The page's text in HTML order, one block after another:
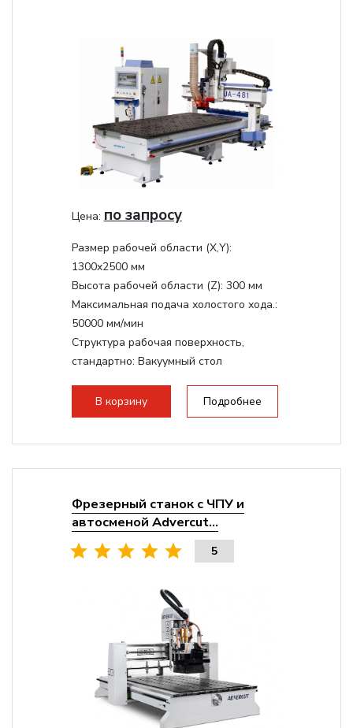
Цена: по запросу
Размер рабочей области (Х,Y):
1300x2500 мм
Высота рабочей области (Z): 300 мм
Максимальная подача холостого хода.:
50000 мм/мин
Структура рабочая поверхность,
стандартно: Вакуумный стол
Мощность инвертора:
10500 Вт
Охлаждение шпинделя:Воздушное
В корзину Подробнее
Фрезерный станок с ЧПУ и
автосменой Advercut...
5